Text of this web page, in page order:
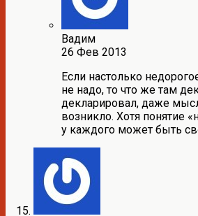
Вадим
26 Фев 2013
Если настолько
не надо, то что же там
декларировал, даже
возникло. Хотя понятие
у каждого может быть